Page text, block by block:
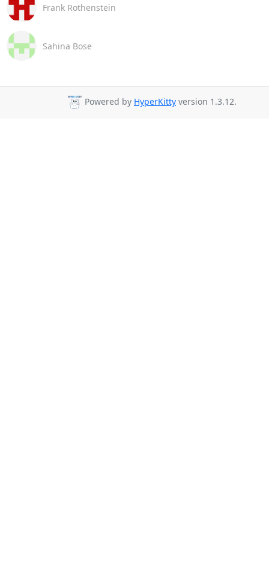
Frank Rothenstein
Sahina Bose
Powered by HyperKitty version 1.3.12.